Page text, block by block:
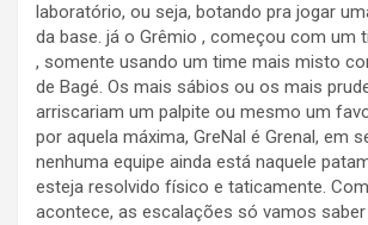
laboratório, ou seja, botando pra jogar
da base. já o Grêmio , começou com um
, somente usando um time mais misto
de Bagé. Os mais sábios ou os mais
arriscariam um palpite ou mesmo um
por aquela máxima, GreNal é Grenal, em
nenhuma equipe ainda está naquele
esteja resolvido físico e taticamente.
acontece, as escalações só vamos